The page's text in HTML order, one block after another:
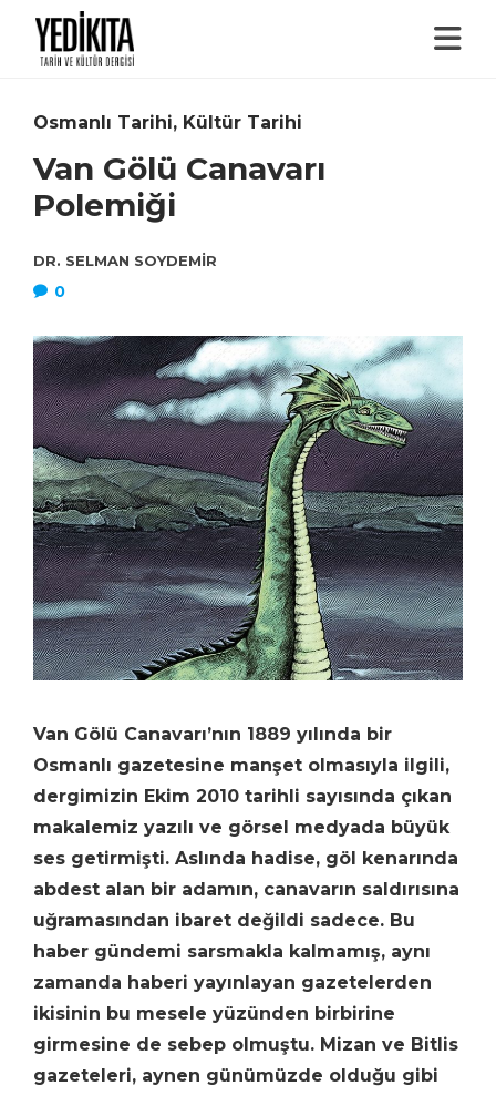
Osmanlı Tarihi, Kültür Tarihi
Van Gölü Canavarı
Polemiği
DR. SELMAN SOYDEMIR
0
Van Gölü Canavarı’nın 1889 yılında bir
Osmanlı gazetesine manşet olmasıyla ilgili,
dergimizin Ekim 2010 tarihli sayısında çıkan
makalemiz yazılı ve görsel medyada büyük
ses getirmişti. Aslında hadise, göl kenarında
abdest alan bir adamın, canavarın saldırısına
uğramasından ibaret değildi sadece. Bu
haber gündemi sarsmakla kalmamış, aynı
zamanda haberi yayınlayan gazetelerden
ikisinin bu mesele yüzünden birbirine
girmesine de sebep olmuştu. Mizan ve Bitlis
gazeteleri, aynen günümüzde olduğu gibi